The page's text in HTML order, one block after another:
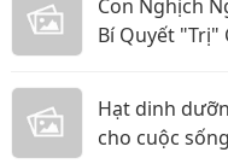
Con Nghịch
Bí Quyết "Trị"
Hạt dinh
cho cuộc